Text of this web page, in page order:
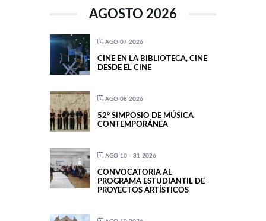
AGOSTO 2026
AGO 07 2026
CINE EN LA BIBLIOTECA, CINE
DESDE EL CINE
AGO 08 2026
52° SIMPOSIO DE MÚSICA
CONTEMPORÁNEA
AGO 10 - 31 2026
CONVOCATORIA AL
PROGRAMA ESTUDIANTIL DE
PROYECTOS ARTÍSTICOS